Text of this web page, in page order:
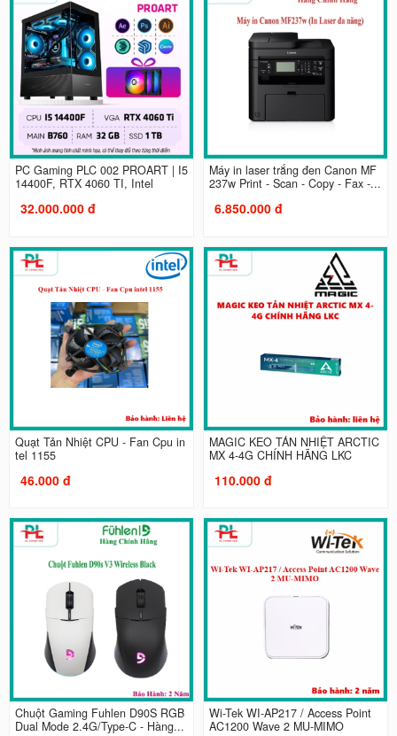
PC Gaming PLC 002 PROART | I5
14400F, RTX 4060 TI, Intel
32.000.000 đ
Máy in laser trắng đen Canon MF
237w Print - Scan - Copy - Fax -...
6.850.000 đ
Quạt Tản Nhiệt CPU - Fan Cpu in
tel 1155
46.000 đ
MAGIC KEO TẢN NHIỆT ARCTIC
MX 4-4G CHÍNH HÃNG LKC
110.000 đ
Chuột Gaming Fuhlen D90S RGB
Dual Mode 2.4G/Type-C - Hàng...
Wi-Tek WI-AP217 / Access Point
AC1200 Wave 2 MU-MIMO